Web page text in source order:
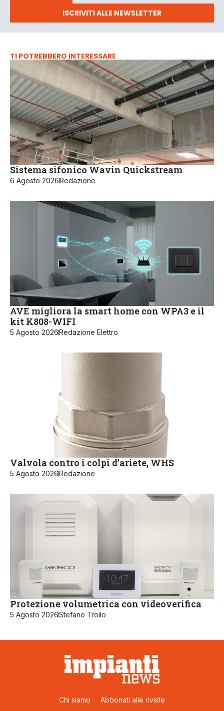
ISCRIVITI ALLE NEWSLETTER
TI POTREBBERO INTERESSARE
Sistema sifonico Wavin Quickstream
6 Agosto 2026 Redazione
AVE migliora la smart home con WPA3 e il
kit K808-WIFI
5 Agosto 2026 Redazione Elettro
Valvola contro i colpi d’ariete, WHS
5 Agosto 2026 Redazione
Protezione volumetrica con videoverifica
5 Agosto 2026Stefano Troilo
Chi siamo Abbonati alle riviste